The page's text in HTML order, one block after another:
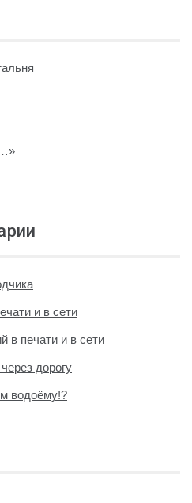
и в сети
в печати и в сети
дорогу
водоёму!?